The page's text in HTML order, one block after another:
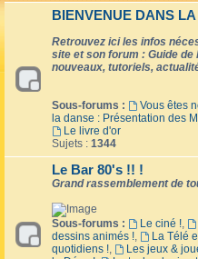
BIENVENUE DANS
Retrouvez ici les infos
site et son forum : Guide
nouveaux, tutoriels,
Sous-forums : Vous êtes
la danse : Présentation des
Le livre d'or
Sujets : 1344
Le Bar 80's !! !
Grand rassemblement de
Sous-forums : Le ciné !,
dessins animés !, La Télé
quotidiens !, Les jeux &